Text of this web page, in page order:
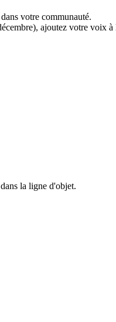
votre communauté.
ajoutez votre voix
la ligne d'objet.